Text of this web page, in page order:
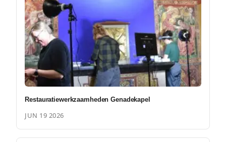
Restauratiewerkzaamheden Genadekapel
JUN 19 2026